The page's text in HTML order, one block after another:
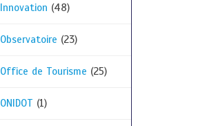
Innovation (48)
Observatoire (23)
Office de Tourisme (25)
ONIDOT (1)